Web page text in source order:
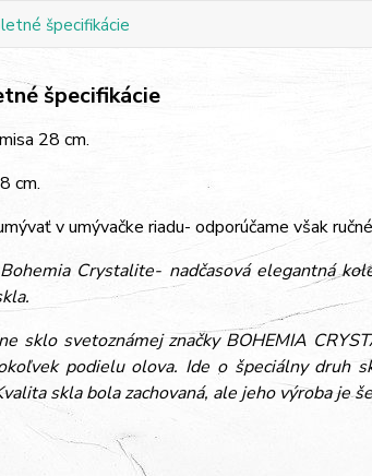
špecifikácie
špecifikácie
28 cm.
cm.
v umývačke riadu- odporúčame však
Crystalite- nadčasová elegantná
sklo svetoznámej značky BOHEMIA
podielu olova. Ide o špeciálny druh
skla bola zachovaná, ale jeho výroba je